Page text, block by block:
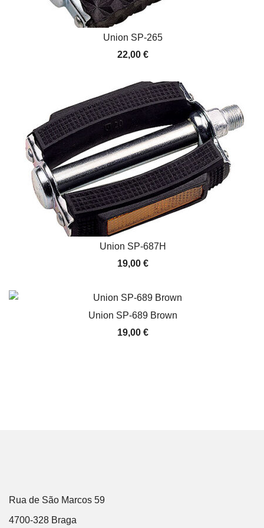
Union SP-265
22,00 €
Union SP-687H
19,00 €
Union SP-689 Brown
19,00 €
Rua de São Marcos 59
4700-328 Braga